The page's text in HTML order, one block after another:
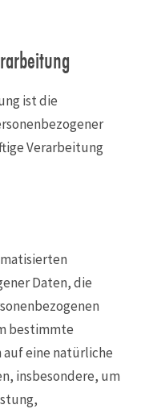
ist die
Verarbeitung
Daten, die
bestimmte
auf eine natürliche
insbesondere, um